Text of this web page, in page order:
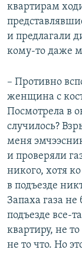
квартирам
и предлагали
кому-то даже
– Противно
женщина с
Посмотрела в
случилось?
меня
и проверяли
никого, хотя
в подъезде
Запаха газа не
подъезде все-
квартиру, не
не то что. Но